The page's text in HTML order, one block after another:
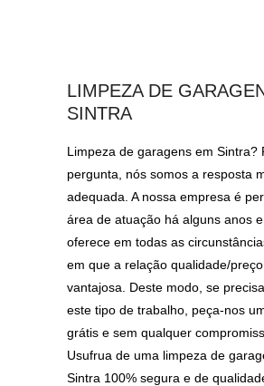
LIMPEZA DE
SINTRA
Limpeza de garagens em Sintra?
pergunta, nós somos a resposta
adequada. A nossa empresa é
área de atuação há alguns anos
oferece em todas as
em que a relação qualidade/
vantajosa. Deste modo, se
este tipo de trabalho, peça-nos
grátis e sem qualquer
Usufrua de uma limpeza de
Sintra 100% segura e de